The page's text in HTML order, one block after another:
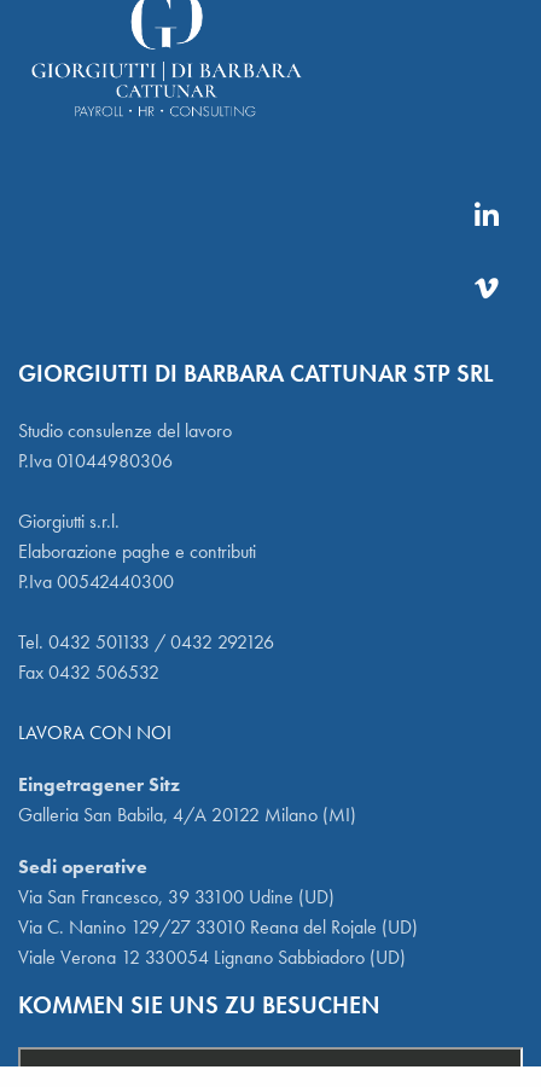
GIORGIUTTI DI BARBARA CATTUNAR STP SRL
Studio consulenze del lavoro
P.Iva 01044980306
Giorgiutti s.r.l.
Elaborazione paghe e contributi
P.Iva 00542440300
Tel. 0432 501133 / 0432 292126
Fax 0432 506532
LAVORA CON NOI
Eingetragener Sitz
Galleria San Babila, 4/A 20122 Milano (MI)
Sedi operative
Via San Francesco, 39 33100 Udine (UD)
Via C. Nanino 129/27 33010 Reana del Rojale (UD)
Viale Verona 12 330054 Lignano Sabbiadoro (UD)
KOMMEN SIE UNS ZU BESUCHEN